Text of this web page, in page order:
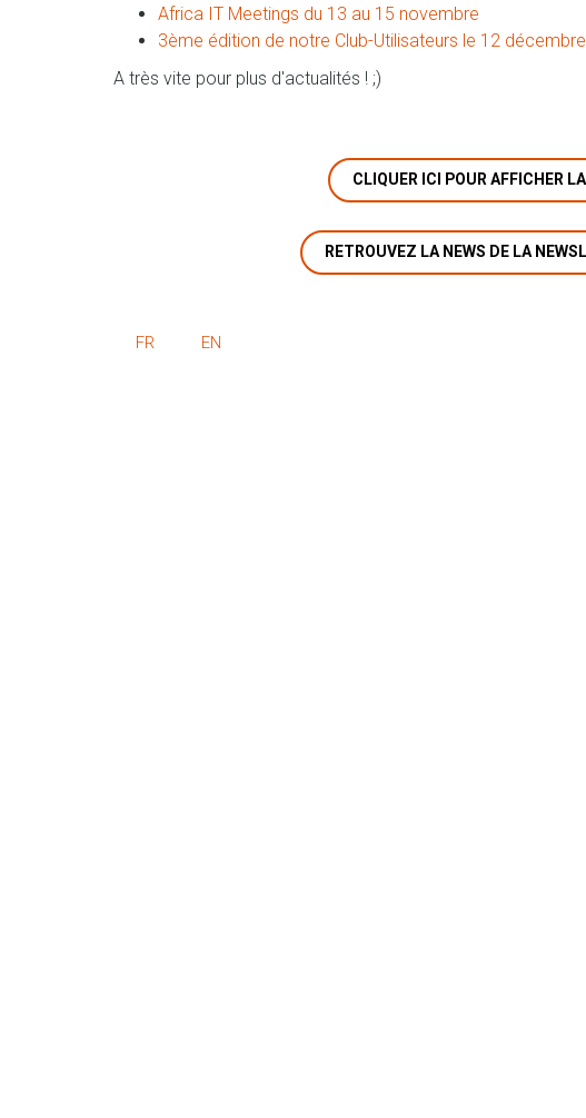
Africa IT Meetings du 13 au 15 novembre
3ème édition de notre Club-Utilisateurs le 12
A très vite pour plus d'actualités ! ;)
CLIQUER ICI POUR AFFICHER
RETROUVEZ LA NEWS DE LA
FR EN